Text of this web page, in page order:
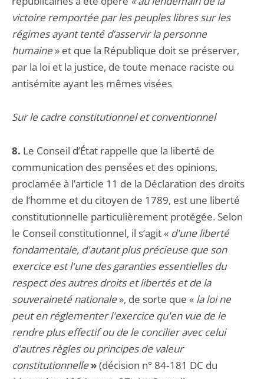
victoire remportée par les peuples libres sur les
régimes ayant tenté d’asservir la personne
humaine » et que la République doit se préserver,
par la loi et la justice, de toute menace raciste ou
antisémite ayant les mêmes visées
Sur le cadre constitutionnel et conventionnel
8. Le Conseil d’État rappelle que la liberté de
communication des pensées et des opinions,
proclamée à l’article 11 de la Déclaration des droits
de l’homme et du citoyen de 1789, est une liberté
constitutionnelle particulièrement protégée. Selon
le Conseil constitutionnel, il s’agit « d'une liberté
fondamentale, d'autant plus précieuse que son
exercice est l'une des garanties essentielles du
respect des autres droits et libertés et de la
souveraineté nationale », de sorte que « la loi ne
peut en réglementer l'exercice qu'en vue de le
rendre plus effectif ou de le concilier avec celui
d'autres règles ou principes de valeur
constitutionnelle »(décision n° 84‑181 DC du